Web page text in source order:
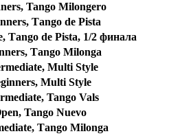
Tango Milongero
Таngo de Pista
Таngo de Pista, 1/2 финала
Тango Milonga
Multi Style
Multi Style
Tango Vals
Tango Nuevo
Тango Milonga